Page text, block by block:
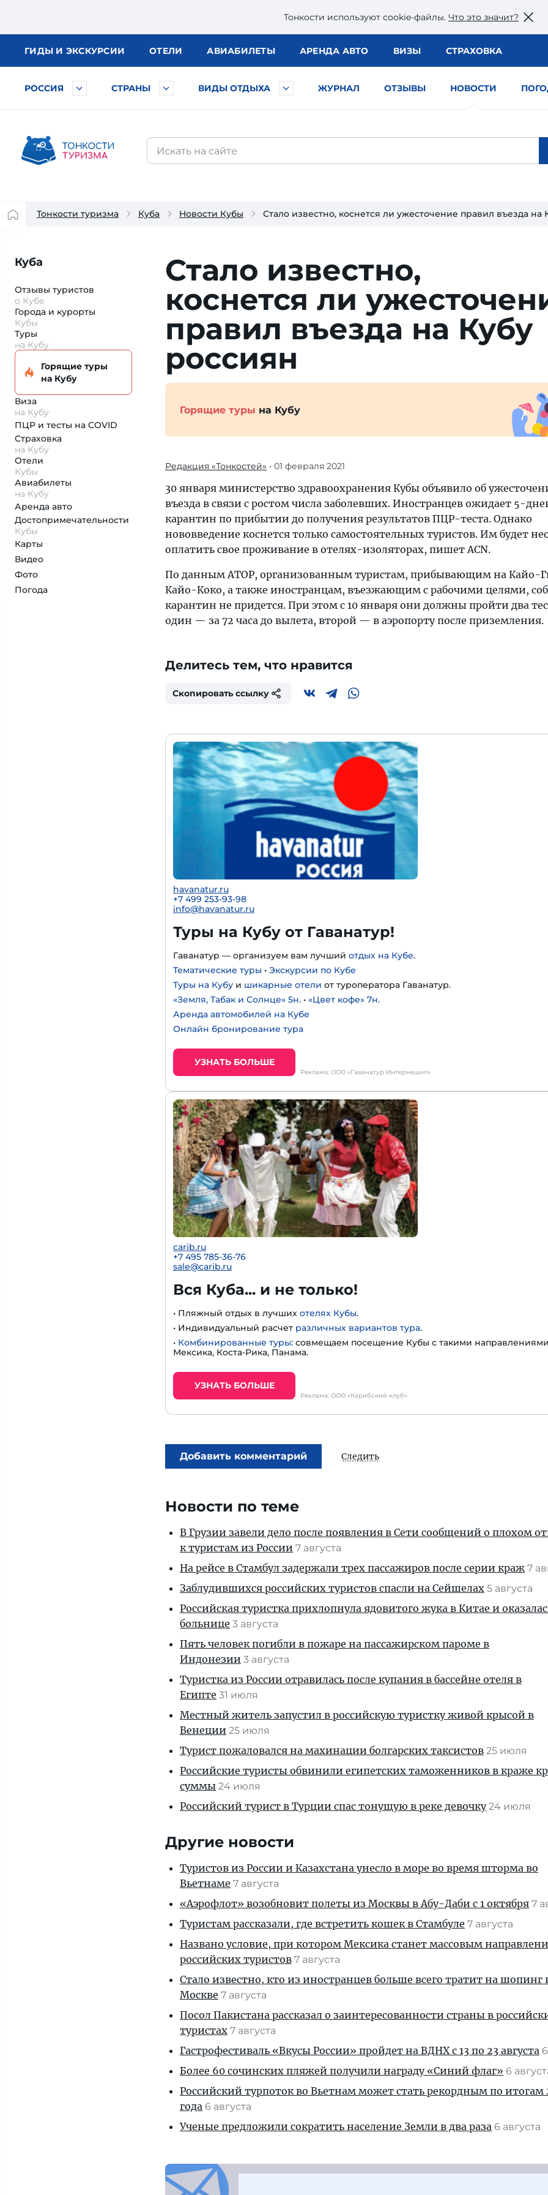
Тонкости используют сookie-файлы. Что это значит?
ГИДЫ И ЭКСКУРСИИ ОТЕЛИ АВИАБИЛЕТЫ АРЕНДА АВТО ВИЗЫ СТРАХОВКА
РОССИЯ СТРАНЫ ВИДЫ ОТДЫХА ЖУРНАЛ ОТЗЫВЫ НОВОСТИ
Тонкости туризма Куба Новости Кубы Стало известно, коснется ли ужесточение правил въезда на
Куба
Отзывы туристов
о Кубе
Города и курорты
Кубы
Туры
на Кубу
Горящие туры
на Кубу
Виза
на Кубу
ПЦР и тесты на COVID
Страховка
на Кубу
Отели
Кубы
Авиабилеты
на Кубу
Аренда авто
Достопримеча­тельности
Кубы
Карты
Видео
Фото
Погода
Стало известно,
коснется ли
правил въезда на Кубу
россиян
Горящие туры на Кубу
Редакция «Тонкостей» • 01 февраля 2021
30 января министерство здравоохранения Кубы объявило об
въезда в связи с ростом числа заболевших. Иностранцев ожидает 5-
карантин по прибытии до получения результатов ПЦР-теста. Однако
нововведение коснется только самостоятельных туристов. Им будет
оплатить свое проживание в отелях-изоляторах, пишет ACN.
По данным АТОР, организованным туристам, прибывающим на Кайо-
Кайо-Коко, а также иностранцам, въезжающим с рабочими целями,
карантин не придется. При этом с 10 января они должны пройти два
один — за 72 часа до вылета, второй — в аэропорту после приземления.
Делитесь тем, что нравится
Скопировать ссылку
havanatur.ru
+7 499 253-93-98
info@havanatur.ru
Туры на Кубу от Гаванатур!
Гаванатур — организуем вам лучший отдых на Кубе.
Тематические туры • Экскурсии по Кубе
Туры на Кубу и шикарные отели от туроператора Гаванатур.
«Земля, Табак и Солнце» 5н. • «Цвет кофе» 7н.
Аренда автомобилей на Кубе
Онлайн бронирование тура
УЗНАТЬ БОЛЬШЕ
Реклама: ООО «Гаванатур Интернешнл»
carib.ru
+7 495 785-36-76
sale@carib.ru
Вся Куба... и не только!
• Пляжный отдых в лучших отелях Кубы.
• Индивидуальный расчет различных вариантов тура.
• Комбинированные туры: совмещаем посещение Кубы с такими
Мексика, Коста-Рика, Панама.
УЗНАТЬ БОЛЬШЕ
Реклама: ООО «Карибский клуб»
Добавить комментарий Следить
Новости по теме
В Грузии завели дело после появления в Сети сообщений о плохом
к туристам из России 7 августа
На рейсе в Стамбул задержали трех пассажиров после серии краж 7
Заблудившихся российских туристов спасли на Сейшелах 5 августа
Российская туристка прихлопнула ядовитого жука в Китае и
больнице 3 августа
Пять человек погибли в пожаре на пассажирском пароме в
Индонезии 3 августа
Туристка из России отравилась после купания в бассейне отеля в
Египте 31 июля
Местный житель запустил в российскую туристку живой крысой в
Венеции 25 июля
Турист пожаловался на махинации болгарских таксистов 25 июля
Российские туристы обвинили египетских таможенников в краже
суммы 24 июля
Российский турист в Турции спас тонущую в реке девочку 24 июля
Другие новости
Туристов из России и Казахстана унесло в море во время шторма во
Вьетнаме 7 августа
«Аэрофлот» возобновит полеты из Москвы в Абу-Даби с 1 октября 7
Туристам рассказали, где встретить кошек в Стамбуле 7 августа
Названо условие, при котором Мексика станет массовым
российских туристов 7 августа
Стало известно, кто из иностранцев больше всего тратит на шопинг
Москве 7 августа
Посол Пакистана рассказал о заинтересованности страны в
туристах 7 августа
Гастрофестиваль «Вкусы России» пройдет на ВДНХ с 13 по 23 августа
Более 60 сочинских пляжей получили награду «Синий флаг» 6
Российский турпоток во Вьетнам может стать рекордным по итогам
года 6 августа
Ученые предложили сократить население Земли в два раза 6 августа